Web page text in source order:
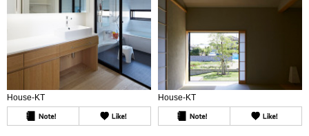
House-KT House-KT